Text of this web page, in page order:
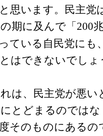
思います。民主党
期に及んで「200
ている自民党にも
はできないでしょ
は、民主党が悪
とどまるのでは
そのものにある